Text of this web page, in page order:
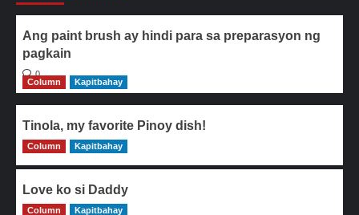
Ang paint brush ay hindi para sa preparasyon ng
pagkain
0
Column
Kapitbahay
Tinola, my favorite Pinoy dish!
0
Column Kapitbahay
Love ko si Daddy
0
Column Kapitbahay